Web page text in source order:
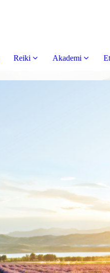
Reiki Akademi